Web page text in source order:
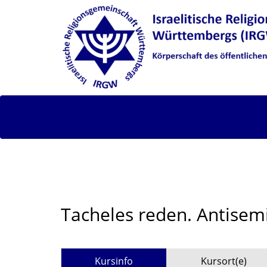
Tacheles reden.
Kursinfo Kursort(e)